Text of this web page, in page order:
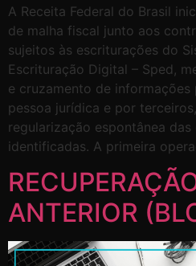
A Receita Federal do Brasil
de malha fiscal junto aos
sujeitos às escriturações do
Escrituração Digital – Sped,
e cruzamento de
pessoa jurídica e por
regularização espontânea das
identificadas. A primeira
ANTERIOR